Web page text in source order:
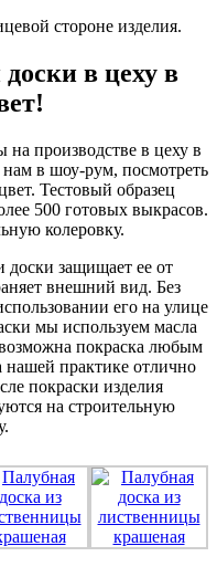
стороне изделия.
в цеху в
производстве в цеху в
в шоу-рум, посмотреть
Тестовый образец
500 готовых выкрасов.
колеровку.
доски защищает ее от
внешний вид. Без
его на улице
мы используем масла
покраска любым
нашей практике отлично
покраски изделия
на строительную